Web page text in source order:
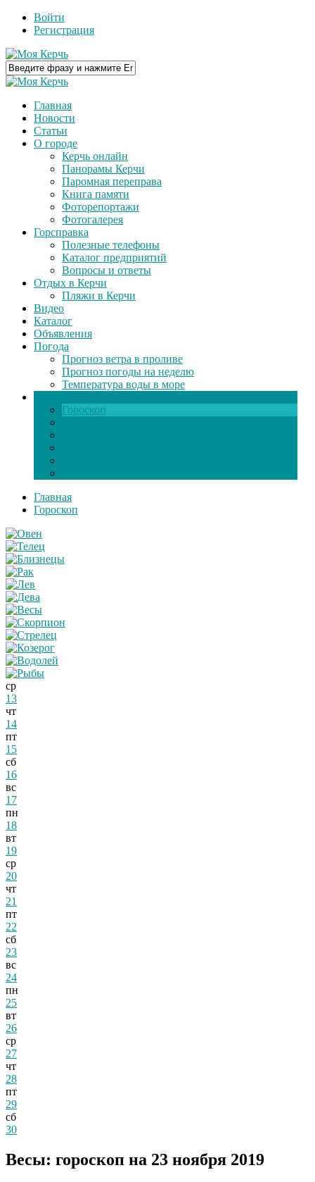
Войти
Регистрация
Главная
Новости
Статьи
О городе
Керчь онлайн
Панорамы Керчи
Паромная переправа
Книга памяти
Фоторепортажи
Фотогалерея
Горсправка
Полезные телефоны
Каталог предприятий
Вопросы и ответы
Отдых в Керчи
Пляжи в Керчи
Видео
Каталог
Объявления
Погода
Прогноз ветра в проливе
Прогноз погоды на неделю
Температура воды в море
Гороскоп
Главная
Гороскоп
ср
13
чт
14
пт
15
сб
16
вс
17
пн
18
вт
19
ср
20
чт
21
пт
22
сб
23
вс
24
пн
25
вт
26
ср
27
чт
28
пт
29
сб
30
Весы: гороскоп на 23 ноября 2019